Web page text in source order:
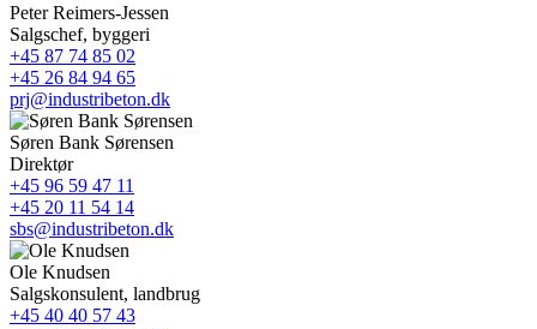
Peter Reimers-Jessen
Salgschef, byggeri
+45 87 74 85 02
+45 26 84 94 65
prj@industribeton.dk
Søren Bank Sørensen
Direktør
+45 96 59 47 11
+45 20 11 54 14
sbs@industribeton.dk
Ole Knudsen
Salgskonsulent, landbrug
+45 40 40 57 43